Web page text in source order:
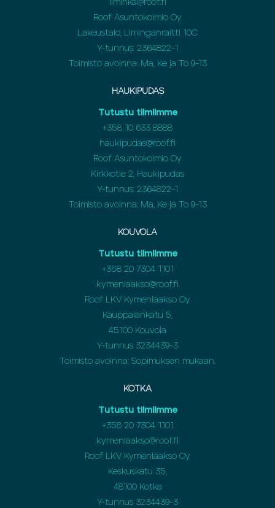
liminka@roof.fi
Roof Asuntokolmio Oy
Lakeustalo, Liminganraitti 10C
Y-tunnus: 2364822-1
Toimisto avoinna: Ma, Ke ja To 9-13
HAUKIPUDAS
Tutustu tiimiimme
+358 10 633 8888
haukipudas@roof.fi
Roof Asuntokolmio Oy
Kirkkotie 2, Haukipudas
Y-tunnus: 2364822-1
Toimisto avoinna: Ma, Ke ja To 9-13
KOUVOLA
Tutustu tiimiimme
+358 20 7304 1101
kymenlaakso@roof.fi
Roof LKV Kymenlaakso Oy
Kauppalankatu 5,
45100 Kouvola
Y-tunnus 3234439-3
Toimisto avoinna: Sopimuksen mukaan.
KOTKA
Tutustu tiimiimme
+358 20 7304 1101
kymenlaakso@roof.fi
Roof LKV Kymenlaakso Oy
Keskuskatu 35,
48100 Kotka
Y-tunnus 3234439-3